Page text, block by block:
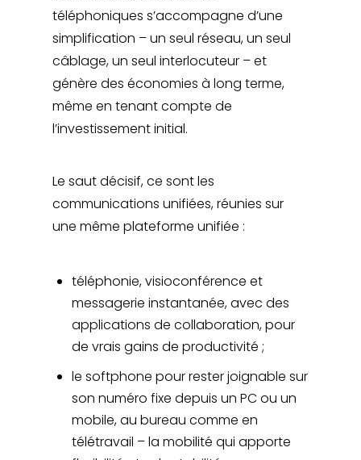
téléphoniques s’accompagne d’une
simplification – un seul réseau, un seul
câblage, un seul interlocuteur – et
génère des économies à long terme,
même en tenant compte de
l’investissement initial.
Le saut décisif, ce sont les
communications unifiées, réunies sur
une même plateforme unifiée :
téléphonie, visioconférence et
messagerie instantanée, avec des
applications de collaboration, pour
de vrais gains de productivité ;
le softphone pour rester joignable sur
son numéro fixe depuis un PC ou un
mobile, au bureau comme en
télétravail – la mobilité qui apporte